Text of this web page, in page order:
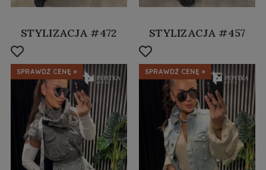
STYLIZACJA #472
SPRAWDŹ CENĘ »
STYLIZACJA #457
SPRAWDŹ CENĘ »